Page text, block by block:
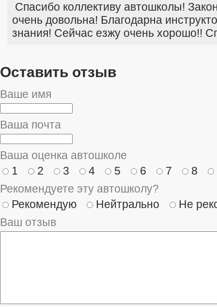
Спасибо коллективу автошколы!
очень довольна! Благодарна
знания! Сейчас езжу очень хорошо!!
Оставить отзыв
Ваше имя
Ваша почта
Ваша оценка автошколе
1
2 3 4 5 6 7
8
Рекомендуете эту автошколу?
Рекомендую
Нейтрально
Не
Ваш отзыв